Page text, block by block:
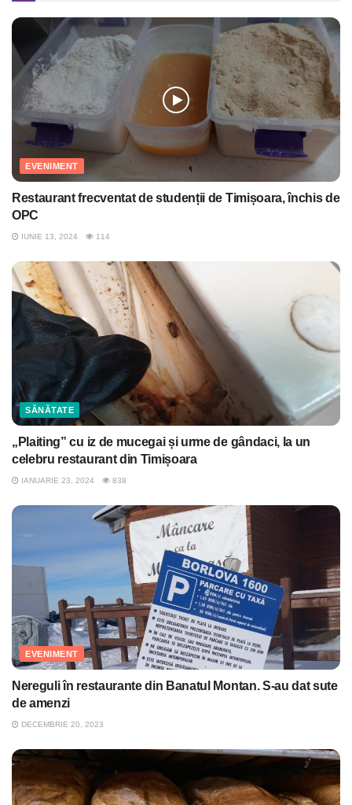
EVENIMENT
Restaurant frecventat de studenții de Timișoara, închis de
OPC
IUNIE 13, 2024 114
SĂNĂTATE
„Plaiting” cu iz de mucegai și urme de gândaci, la un
celebru restaurant din Timișoara
IANUARIE 23, 2024 838
EVENIMENT
Nereguli în restaurante din Banatul Montan. S-au dat sute
de amenzi
DECEMBRIE 20, 2023